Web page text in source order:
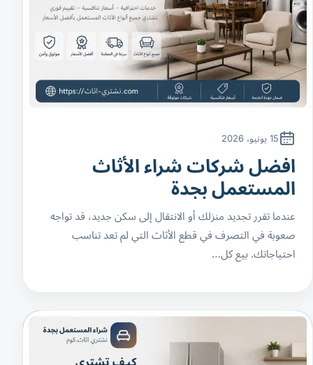
15 يونيو، 2026
افضل شركات شراء الأثاث
المستعمل بجدة
عندما تقرر تجديد منزلك أو الانتقال إلى سكن جديد، قد تواجه
صعوبة في التصرف في قطع الأثاث التي لم تعد تناسب
احتياجاتك. بيع كل…